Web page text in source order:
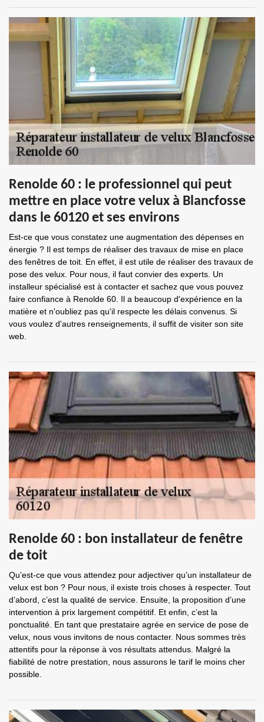
Renolde 60 : le professionnel qui peut
mettre en place votre velux à Blancfosse
dans le 60120 et ses environs
Est-ce que vous constatez une augmentation des dépenses en
énergie ? Il est temps de réaliser des travaux de mise en place
des fenêtres de toit. En effet, il est utile de réaliser des travaux de
pose des velux. Pour nous, il faut convier des experts. Un
installeur spécialisé est à contacter et sachez que vous pouvez
faire confiance à Renolde 60. Il a beaucoup d'expérience en la
matière et n'oubliez pas qu'il respecte les délais convenus. Si
vous voulez d'autres renseignements, il suffit de visiter son site
web.
Renolde 60 : bon installateur de fenêtre
de toit
Qu’est-ce que vous attendez pour adjectiver qu’un installateur de
velux est bon ? Pour nous, il existe trois choses à respecter. Tout
d’abord, c’est la qualité de service. Ensuite, la proposition d’une
intervention à prix largement compétitif. Et enfin, c’est la
ponctualité. En tant que prestataire agrée en service de pose de
velux, nous vous invitons de nous contacter. Nous sommes très
attentifs pour la réponse à vos résultats attendus. Malgré la
fiabilité de notre prestation, nous assurons le tarif le moins cher
possible.